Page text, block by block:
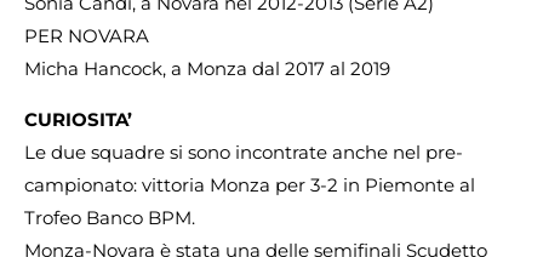
PER NOVARA
Micha Hancock, a Monza dal 2017 al 2019
CURIOSITA’
Le due squadre si sono incontrate anche nel pre-
campionato: vittoria Monza per 3-2 in Piemonte al
Trofeo Banco BPM.
Monza-Novara è stata una delle semifinali Scudetto